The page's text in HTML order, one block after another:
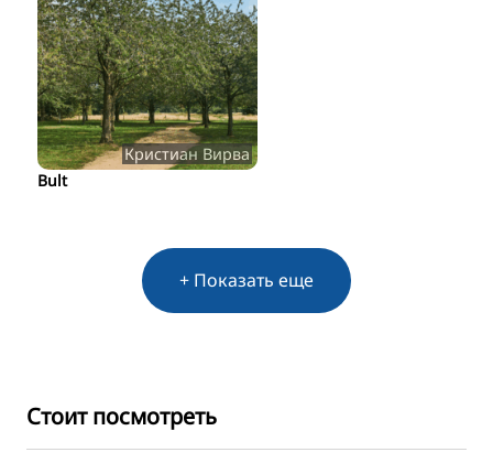
Кристиан Вирва
Bult
+ Показать еще
Стоит посмотреть